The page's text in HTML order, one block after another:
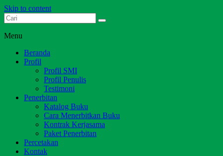
Skip to content
Dari Jambi untuk Indonesia
Menu
Beranda
Profil
Profil SMI
Profil Penulis
Testimoni
Penerbitan
Katalog Buku
Cara Menerbitkan Buku
Kontrak Kerjasama
Paket Penerbitan
Percetakan
Kontak